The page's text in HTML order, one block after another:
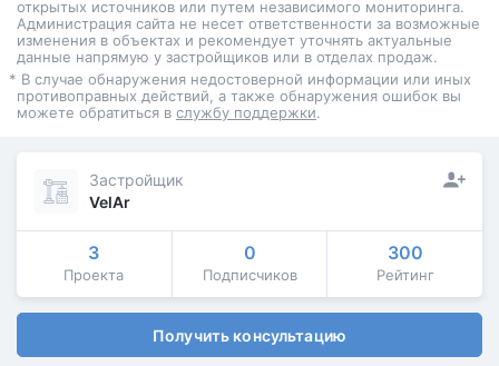
открытых источников или путем независимого мониторинга.
Администрация сайта не несет ответственности за возможные
изменения в объектах и рекомендует уточнять актуальные
данные напрямую у застройщиков или в отделах продаж.
* В случае обнаружения недостоверной информации или иных
противоправных действий, а также обнаружения ошибок вы
можете обратиться в службу поддержки.
Застройщик
VelAr
3
Проекта
0
Подписчиков
300
Рейтинг
Получить консультацию